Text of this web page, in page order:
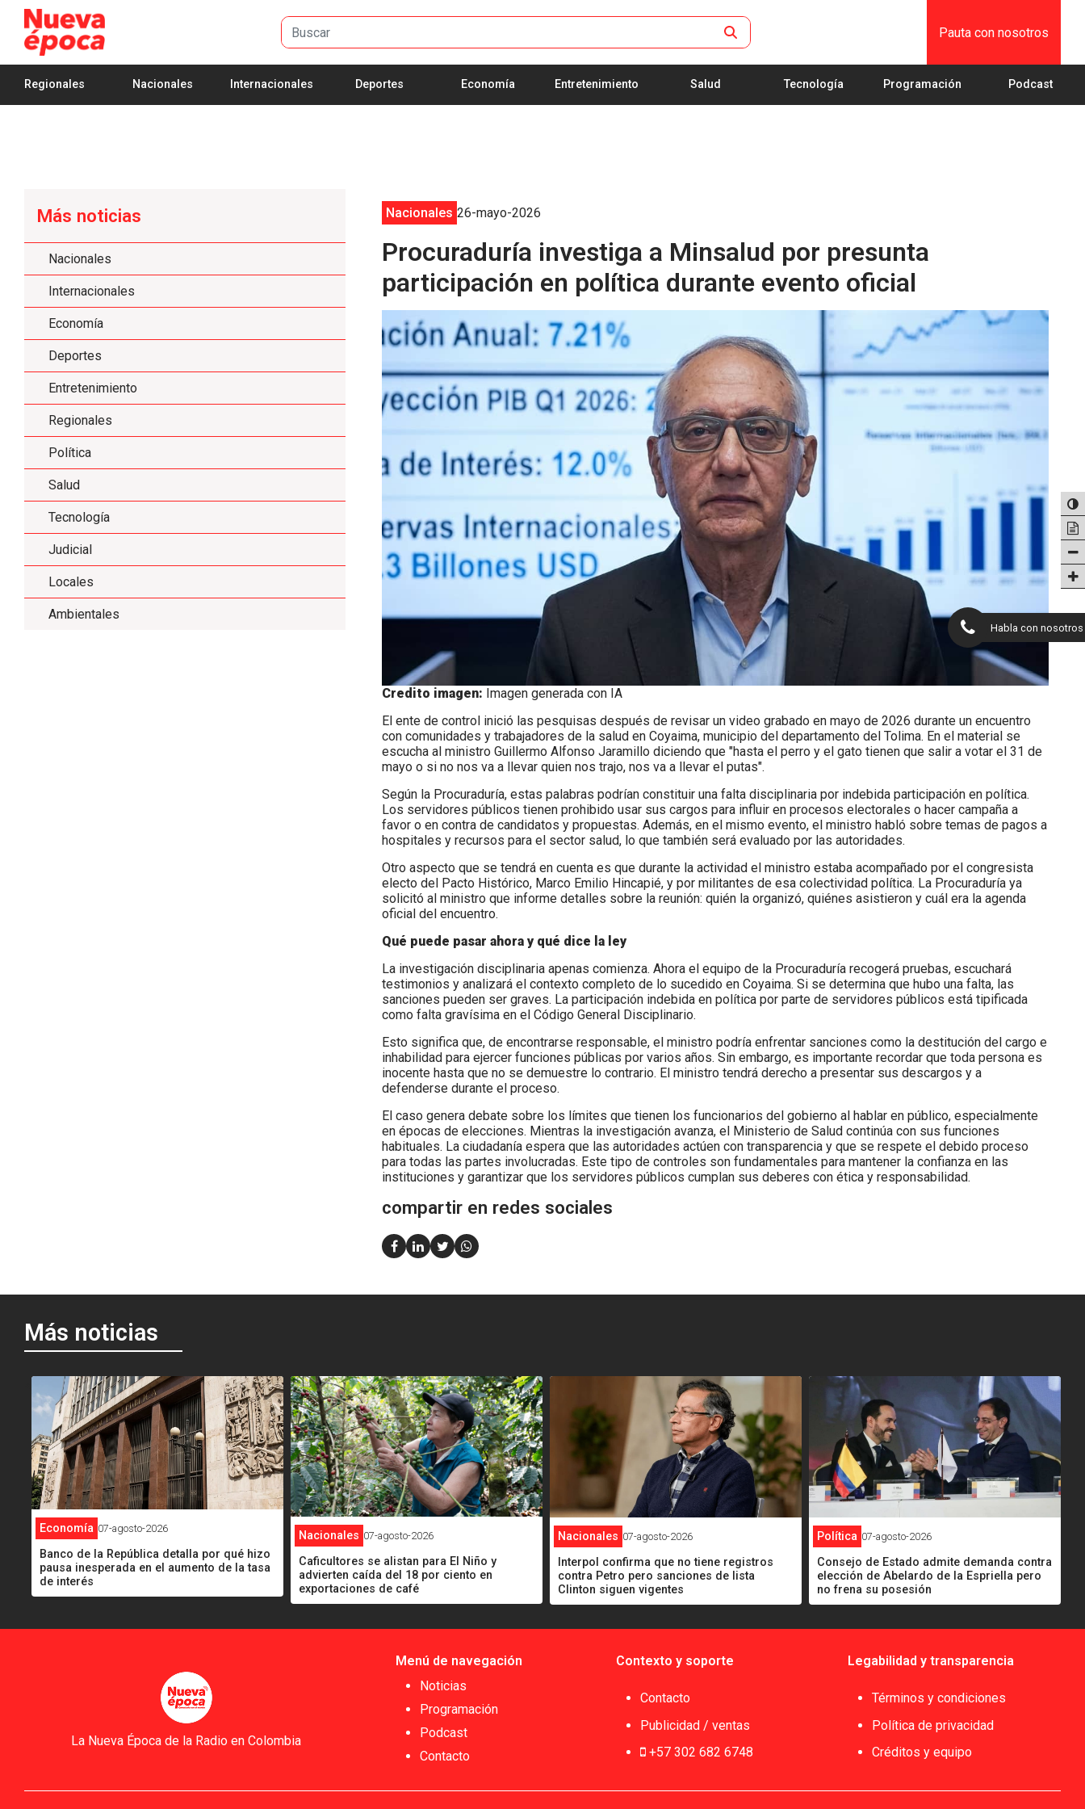
Saltar al contenido principal
Pauta con nosotros
Regionales Nacionales Internacionales Deportes Economía Entretenimiento Salud Tecnología Programación Podcast
Más noticias
Nacionales
Internacionales
Economía
Deportes
Entretenimiento
Regionales
Política
Salud
Tecnología
Judicial
Locales
Ambientales
Nacionales 26-mayo-2026
Procuraduría investiga a Minsalud por presunta
participación en política durante evento oficial
Credito imagen: Imagen generada con IA
El ente de control inició las pesquisas después de revisar un video grabado en mayo de 2026 durante un encuentro
con comunidades y trabajadores de la salud en Coyaima, municipio del departamento del Tolima. En el material se
escucha al ministro Guillermo Alfonso Jaramillo diciendo que "hasta el perro y el gato tienen que salir a votar el 31 de
mayo o si no nos va a llevar quien nos trajo, nos va a llevar el putas".
Según la Procuraduría, estas palabras podrían constituir una falta disciplinaria por indebida participación en política.
Los servidores públicos tienen prohibido usar sus cargos para influir en procesos electorales o hacer campaña a
favor o en contra de candidatos y propuestas. Además, en el mismo evento, el ministro habló sobre temas de pagos a
hospitales y recursos para el sector salud, lo que también será evaluado por las autoridades.
Otro aspecto que se tendrá en cuenta es que durante la actividad el ministro estaba acompañado por el congresista
electo del Pacto Histórico, Marco Emilio Hincapié, y por militantes de esa colectividad política. La Procuraduría ya
solicitó al ministro que informe detalles sobre la reunión: quién la organizó, quiénes asistieron y cuál era la agenda
oficial del encuentro.
Qué puede pasar ahora y qué dice la ley
La investigación disciplinaria apenas comienza. Ahora el equipo de la Procuraduría recogerá pruebas, escuchará
testimonios y analizará el contexto completo de lo sucedido en Coyaima. Si se determina que hubo una falta, las
sanciones pueden ser graves. La participación indebida en política por parte de servidores públicos está tipificada
como falta gravísima en el Código General Disciplinario.
Esto significa que, de encontrarse responsable, el ministro podría enfrentar sanciones como la destitución del cargo e
inhabilidad para ejercer funciones públicas por varios años. Sin embargo, es importante recordar que toda persona es
inocente hasta que no se demuestre lo contrario. El ministro tendrá derecho a presentar sus descargos y a
defenderse durante el proceso.
El caso genera debate sobre los límites que tienen los funcionarios del gobierno al hablar en público, especialmente
en épocas de elecciones. Mientras la investigación avanza, el Ministerio de Salud continúa con sus funciones
habituales. La ciudadanía espera que las autoridades actúen con transparencia y que se respete el debido proceso
para todas las partes involucradas. Este tipo de controles son fundamentales para mantener la confianza en las
instituciones y garantizar que los servidores públicos cumplan sus deberes con ética y responsabilidad.
compartir en redes sociales
Más noticias
Economía 07-agosto-2026
Banco de la República detalla por qué hizo
pausa inesperada en el aumento de la tasa
de interés
Nacionales 07-agosto-2026
Caficultores se alistan para El Niño y
advierten caída del 18 por ciento en
exportaciones de café
Nacionales 07-agosto-2026
Interpol confirma que no tiene registros
contra Petro pero sanciones de lista
Clinton siguen vigentes
Política 07-agosto-2026
Consejo de Estado admite demanda contra
elección de Abelardo de la Espriella pero
no frena su posesión
Habla con nosotros
La Nueva Época de la Radio en Colombia
Menú de navegación
Noticias
Programación
Podcast
Contacto
Contexto y soporte
Contacto
Publicidad / ventas
+57 302 682 6748
Legabilidad y transparencia
Términos y condiciones
Política de privacidad
Créditos y equipo